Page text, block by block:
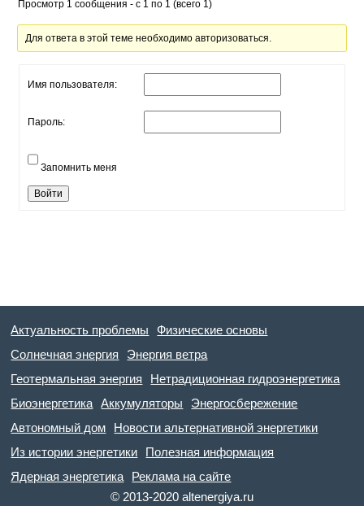
Просмотр 1 сообщения - с 1 по 1 (всего 1)
Для ответа в этой теме необходимо авторизоваться.
Имя пользователя:
Пароль:
Запомнить меня
Войти
Актуальность проблемы
Физические основы
Солнечная энергия
Энергия ветра
Геотермальная энергия
Нетрадиционная гидроэнергетика
Биоэнергетика
Аккумуляторы
Энергосбережение
Автономный дом
Новости альтернативной энергетики
Из истории энергетики
Полезная информация
Ядерная энергетика
Реклама на сайте
© 2013-2020 altenergiya.ru